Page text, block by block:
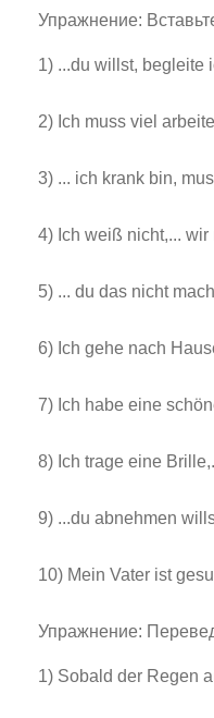
Упражнение:
1) ...du willst, begleite
2) Ich muss viel
3) ... ich krank bin,
4) Ich weiß nicht,...
5) ... du das nicht
6) Ich gehe nach
7) Ich habe eine
8) Ich trage eine
9) ...du abnehmen
10) Mein Vater ist
Упражнение:
1) Sobald der Regen